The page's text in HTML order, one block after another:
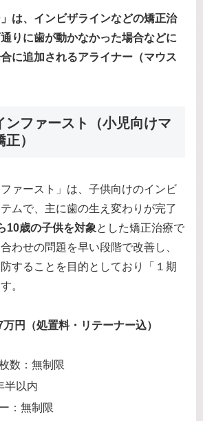
」は、インビザラインなどの矯正治
りに歯が動かなかった場合などに
に追加されるアライナー（マウス
ンファースト（小児向けマ
）
ファースト」は、子供向けのインビ
ムで、主に歯の生え変わりが完了
10歳の子供を対象とした矯正治療で
わせの問題を早い段階で改善し、
することを目的としており「１期
。
円（処置料・リテーナー込）
数：無制限
半以内
：無制限